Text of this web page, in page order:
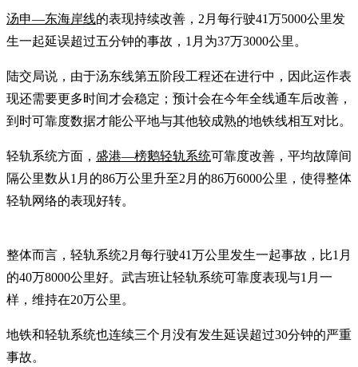
汤申—东海岸线的表现持续改善，2月每行驶41万5000公里发
生一起延误超过五分钟的事故，1月为37万3000公里。
陆交局说，由于汤东线第五阶段工程还在进行中，因此运作表
现还需要更多时间才会稳定；预计会在今年全线通车后改善，
到时可靠度数据才能公平地与其他较成熟的地铁线相互对比。
轻轨系统方面， 盛港—榜鹅轻轨系统可靠度改善，平均故障间
隔公里数从1月的86万公里升至2月的86万6000公里，使得整体
轻轨网络的表现好转。
整体而言，轻轨系统2月每行驶41万公里发生一起事故，比1月
的40万8000公里好。武吉班让轻轨系统可靠度表现与1月一
样，维持在20万公里。
地铁和轻轨系统也连续三个月没有发生延误超过30分钟的严重
事故。